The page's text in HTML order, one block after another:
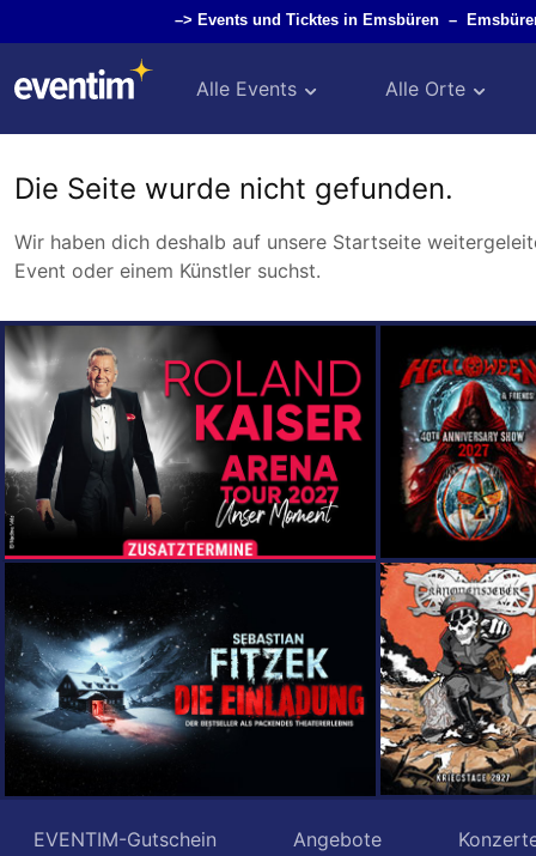
–> Events und Ticktes in Emsbüren –